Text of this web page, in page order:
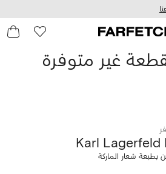
غير متوفرة
Karl Lagerfeld
بطبعة شعار الماركة